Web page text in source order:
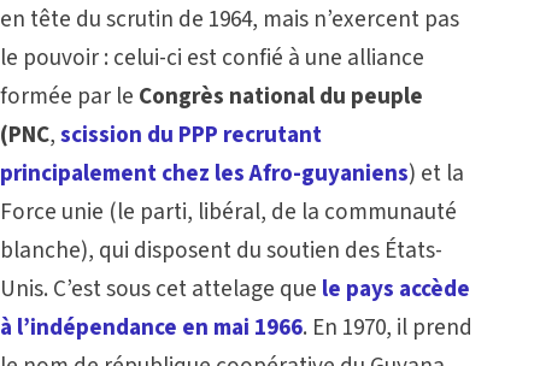
en tête du scrutin de 1964, mais n’exercent pas
le pouvoir : celui-ci est confié à une alliance
formée par le Congrès national du peuple
(PNC,scission du PPP recrutant
principalement chez les Afro-guyaniens) et la
Force unie (le parti, libéral, de la communauté
blanche), qui disposent du soutien des États-
Unis. C’est sous cet attelage que le pays accède
à l’indépendance en mai 1966. En 1970, il prend